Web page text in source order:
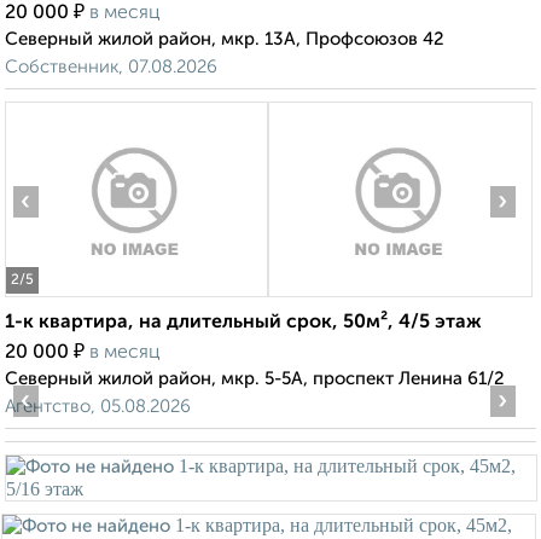
20 000 ₽ в месяц
Северный жилой район, мкр. 13А, Профсоюзов 42
Собственник, 07.08.2026
2/5
‹ ›
1-к квартира, на длительный срок, 50м², 4/5 этаж
20 000 ₽ в месяц
Северный жилой район, мкр. 5-5А, проспект Ленина 61/2
Агентство, 05.08.2026
‹ ›